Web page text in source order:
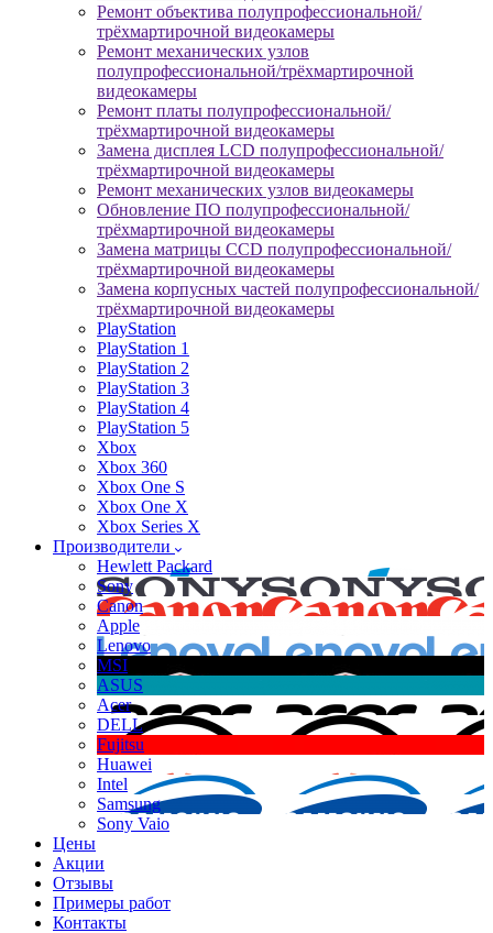
Ремонт объектива полупрофессиональной/
трёхмартирочной видеокамеры
Ремонт механических узлов
полупрофессиональной/трёхмартирочной
видеокамеры
Ремонт платы полупрофессиональной/
трёхмартирочной видеокамеры
Замена дисплея LCD полупрофессиональной/
трёхмартирочной видеокамеры
Ремонт механических узлов видеокамеры
Обновление ПО полупрофессиональной/
трёхмартирочной видеокамеры
Замена матрицы CCD полупрофессиональной/
трёхмартирочной видеокамеры
Замена корпусных частей полупрофессиональной/
трёхмартирочной видеокамеры
PlayStation
PlayStation 1
PlayStation 2
PlayStation 3
PlayStation 4
PlayStation 5
Xbox
Xbox 360
Xbox One S
Xbox One X
Xbox Series X
Производители
Hewlett Packard
Sony
Canon
Apple
Lenovo
MSI
ASUS
Acer
DELL
Fujitsu
Huawei
Intel
Samsung
Sony Vaio
Цены
Акции
Отзывы
Примеры работ
Контакты